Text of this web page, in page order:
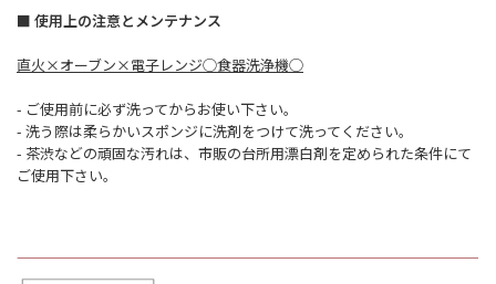
■ 使用上の注意とメンテナンス
直火×オーブン×電子レンジ◯食器洗浄機◯
- ご使用前に必ず洗ってからお使い下さい。
- 洗う際は柔らかいスポンジに洗剤をつけて洗ってください。
- 茶渋などの頑固な汚れは、市販の台所用漂白剤を定められた条件にて
ご使用下さい。